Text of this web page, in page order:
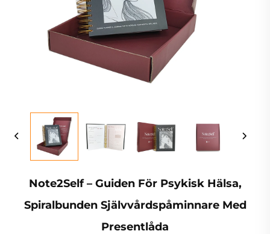
Note2Self – Guiden För Psykisk Hälsa,
Spiralbunden Självvårdspåminnare Med
Presentlåda